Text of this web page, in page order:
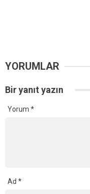
YORUMLAR
Bir yanıt yazın
Yorum *
Ad *